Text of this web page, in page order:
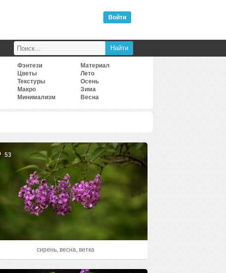
Войти
Фэнтези
Цветы
Текстуры
Макро
Минимализм
Материал
Лето
Осень
Зима
Весна
53
сирень, весна, ветка